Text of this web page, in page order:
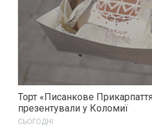
Торт «Писанкове
презентували у Коломиї
СЬОГОДНІ